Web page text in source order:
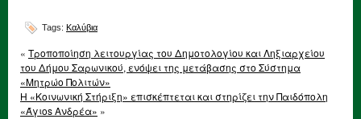
Tags: Καλύβια
« Τροποποίηση λειτουργίας του Δημοτολογίου και Ληξιαρχείου
του Δήμου Σαρωνικού, ενόψει της μετάβασης στο Σύστημα
«Μητρώο Πολιτών»
Η «Κοινωνική Στήριξη» επισκέπτεται και στηρίζει την Παιδόπολη
«Άγιοs Ανδρέα» »